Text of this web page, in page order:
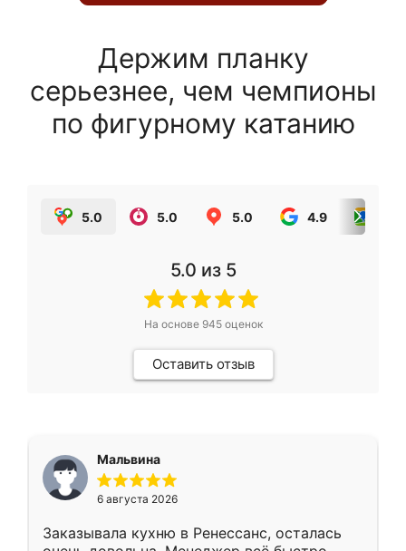
Держим планку
серьезнее, чем чемпионы
по фигурному катанию
5.0 5.0 5.0 4.9
5.0 из 5
На основе 945оценок
Оставить отзыв
Мальвина
6 августа 2026
Заказывала кухню в Ренессанс, осталась